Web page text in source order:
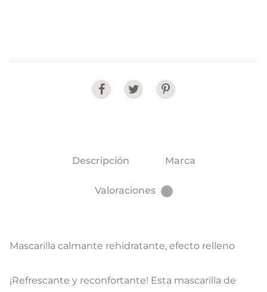
Share
Descripción Marca
Valoraciones
Mascarilla calmante rehidratante, efecto relleno
¡Refrescante y reconfortante! Esta mascarilla de